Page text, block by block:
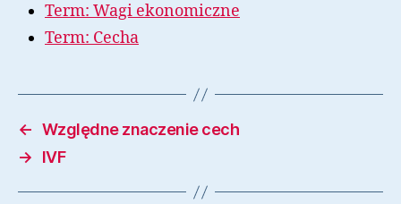
Term: Wagi ekonomiczne
Term: Cecha
← Względne znaczenie cech
→
IVF